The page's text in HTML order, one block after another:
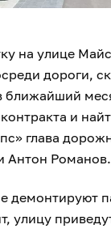
на улице
дороги,
ближайший
и
глава
Антон Романов.
демонтируют
улицу